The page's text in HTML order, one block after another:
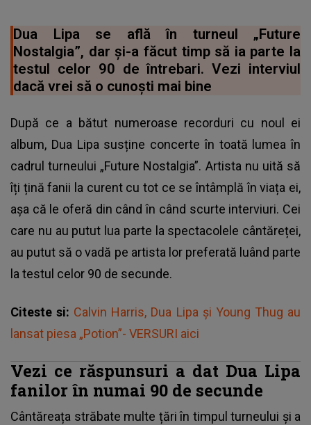
Dua Lipa se află în turneul „Future
Nostalgia”, dar și-a făcut timp să ia parte la
testul celor 90 de întrebari. Vezi interviul
dacă vrei să o cunoști mai bine
După ce a bătut numeroase recorduri cu noul ei
album, Dua Lipa susține concerte în toată lumea în
cadrul turneului „Future Nostalgia”. Artista nu uită să
îți țină fanii la curent cu tot ce se întâmplă în viața ei,
așa că le oferă din când în când scurte interviuri. Cei
care nu au putut lua parte la spectacolele cântăreței,
au putut să o vadă pe artista lor preferată luând parte
la testul celor 90 de secunde.
Citeste si: Calvin Harris, Dua Lipa și Young Thug au
lansat piesa „Potion”- VERSURI aici
Vezi ce răspunsuri a dat Dua Lipa
fanilor în numai 90 de secunde
Cântăreața străbate multe țări în timpul turneului și a